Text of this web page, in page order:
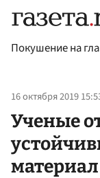
Покушение на
16 октября 2019
Ученые
материал